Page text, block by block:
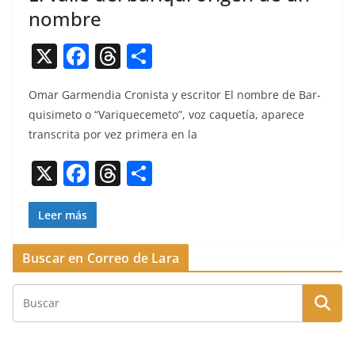
nombre
X F
c
e
b
o
o
k
T
re
a
d
s
m
p
Omar Gar­men­dia Cro­nista y escritor El nom­bre de Bar­
quisime­to o “Varique­ceme­to”, voz caque­tía, aparece
tran­scri­ta por vez primera en la
X F
a
c
e
b
o
T
a
d
p
ar
Leer más
Buscar en Correo de Lara